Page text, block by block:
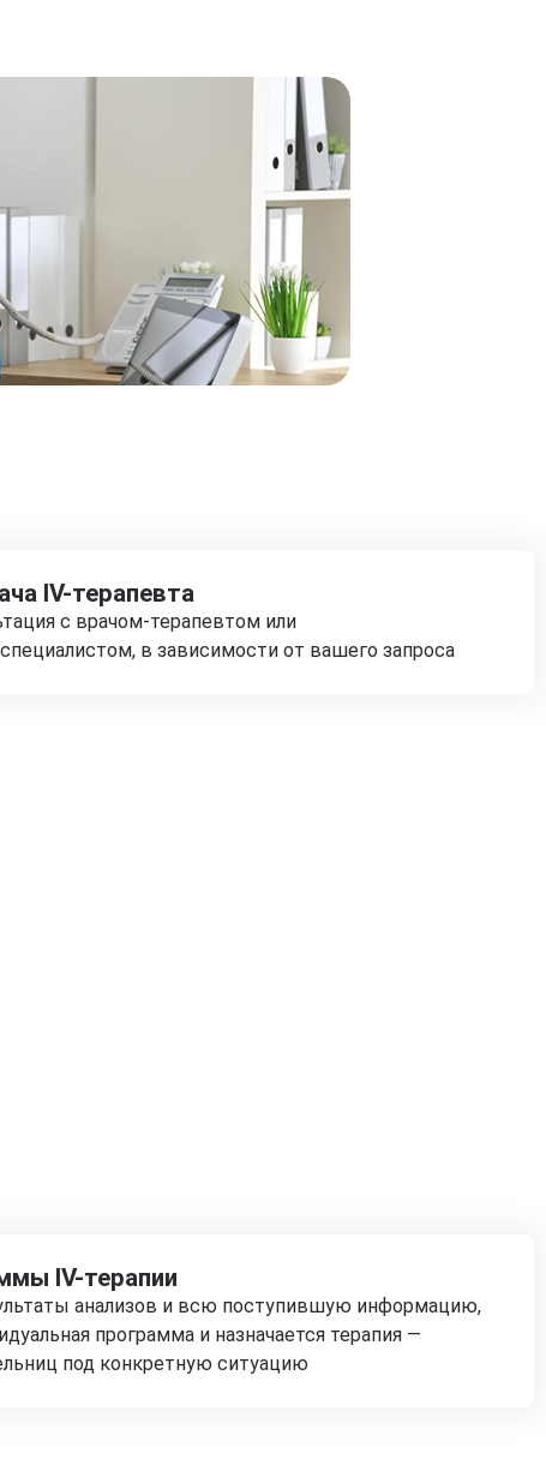
IV-терапевта
с врачом-терапевтом или
в зависимости от вашего запроса
IV-терапии
анализов и всю поступившую информацию,
программа и назначается терапия —
под конкретную ситуацию